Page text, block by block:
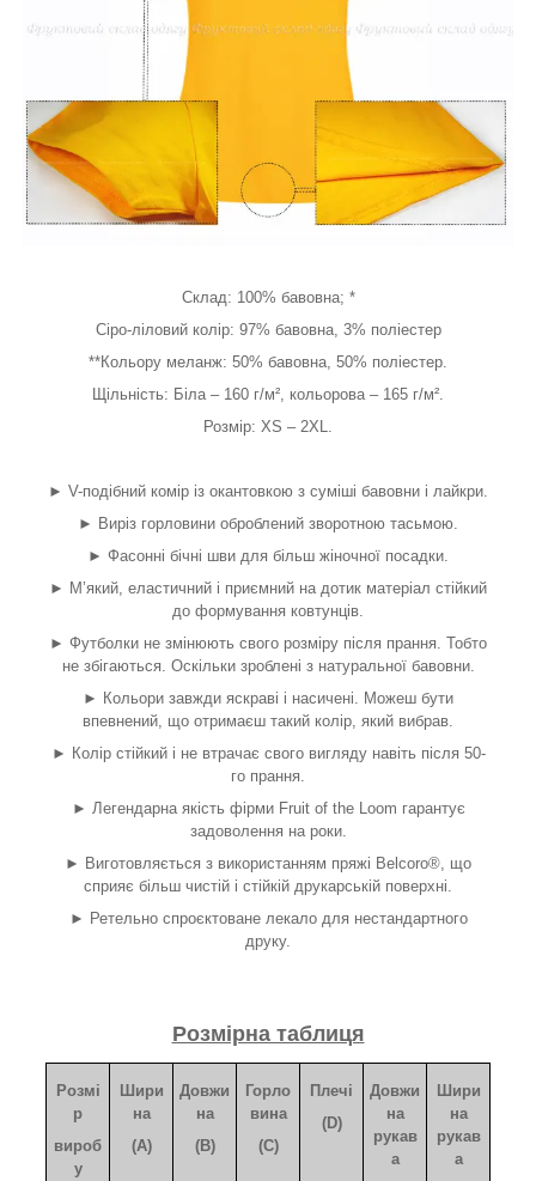
Склад: 100% бавовна; *
Сіро-ліловий колір: 97% бавовна, 3% поліестер
**Кольору меланж: 50% бавовна, 50% поліестер.
Щільність: Біла – 160 г/м², кольорова – 165 г/м².
Розмір: XS – 2XL.
► V-подібний комір із окантовкою з суміші бавовни і лайкри.
► Виріз горловини оброблений зворотною тасьмою.
► Фасонні бічні шви для більш жіночної посадки.
► М’який, еластичний і приємний на дотик матеріал стійкий
до формування ковтунців.
► Футболки не змінюють свого розміру після прання. Тобто
не збігаються. Оскільки зроблені з натуральної бавовни.
► Кольори завжди яскраві і насичені. Можеш бути
впевнений, що отримаєш такий колір, який вибрав.
► Колір стійкий і не втрачає свого вигляду навіть після 50-
го прання.
► Легендарна якість фірми Fruit of the Loom гарантує
задоволення на роки.
► Виготовляється з використанням пряжі Belcoro®, що
сприяє більш чистій і стійкій друкарській поверхні.
► Ретельно спроєктоване лекало для нестандартного
друку.
Розмірна таблиця
Розмі
р
вироб
у
Шири
на
(A)
Довжи
на
(B)
Горло
вина
(C)
Плечі
(D)
Довжи
на
рукав
а
Шири
на
рукав
а